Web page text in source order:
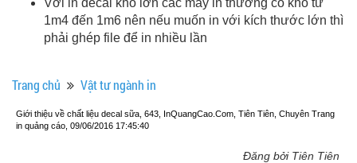
Với in decal khổ lớn các máy in thường có khổ từ
1m4 đến 1m6 nên nếu muốn in với kích thước lớn thì
phải ghép file để in nhiều lần
Trang chủ Vật tư ngành in
Giới thiệu về chất liệu decal sữa, 643, InQuangCao.Com, Tiên Tiên, Chuyên Trang
in quảng cáo, 09/06/2016 17:45:40
Đăng bởi Tiên Tiên